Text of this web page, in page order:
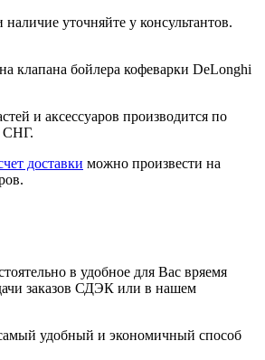
уточняйте у консультантов.
и аксессуаров производится по
СНГ.
доставки можно произвести на
в удобное для Вас вряемя
заказов СДЭК или в нашем
удобный и экономичный способ